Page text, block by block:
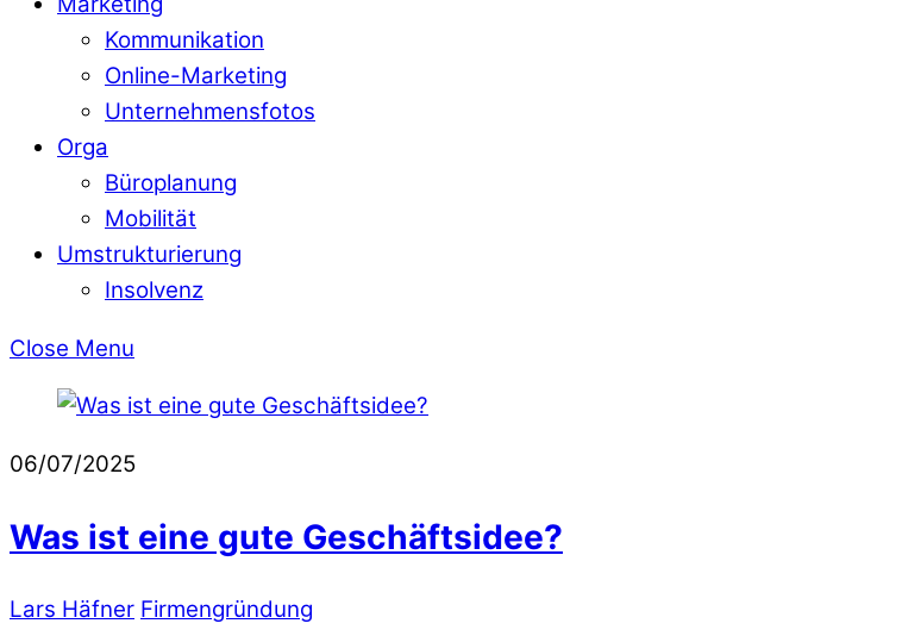
Kommunikation
Online-Marketing
Unternehmensfotos
Orga
Büroplanung
Mobilität
Umstrukturierung
Insolvenz
Close Menu
06/07/2025
Was ist eine gute Geschäftsidee?
Lars Häfner Firmengründung